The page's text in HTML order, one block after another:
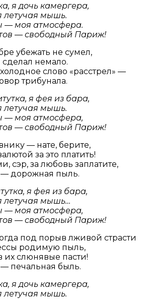
я дочь камергера,
летучая мышь.
— моя атмосфера.
— свободный Париж!
убежать не сумел,
немало.
слово «расстрел» —
трибунала.
я фея из бара,
летучая мышь.
— моя атмосфера,
— свободный Париж!
— нате, берите,
за это платить!
сэр, за любовь заплатите,
— дорожная пыль.
я фея из бара,
летучая мышь…
— моя атмосфера,
— свободный Париж!
под порыв лживой страсти
родимую пыль,
их слюнявые пасти!
печальная быль.
я дочь камергера,
летучая мышь.